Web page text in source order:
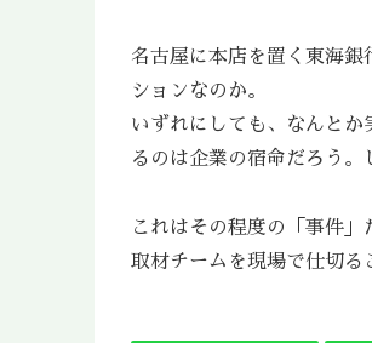
名古屋に本店を置く東海
ションなのか。
いずれにしても、なんと
るのは企業の宿命だろう。
これはその程度の「事件
取材チームを現場で仕切る